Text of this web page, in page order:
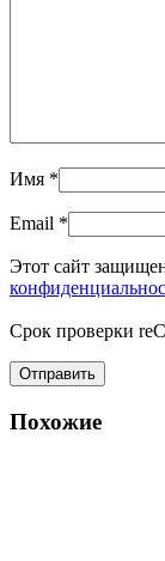
Имя *
Email *
Этот сайт
Срок проверки
Похожие